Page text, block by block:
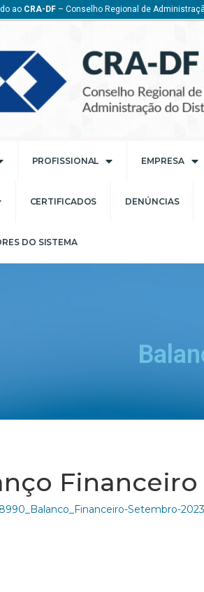
ao CRA-DF – Conselho Regional de
PROFISSIONAL EMPRESA
CERTIFICADOS DENÚNCIAS
DO SISTEMA
Financeiro
Setembro-